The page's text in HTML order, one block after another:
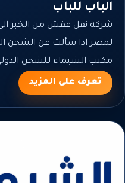
الباب للباب
شركة نقل عفش من الخبر
لمصر اذا سألت عن الشحن
مكتب الشيماء للشحن
تعرف على المزيد